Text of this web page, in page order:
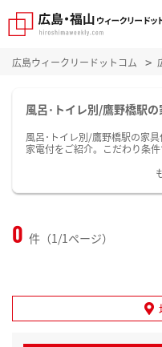
広島ウィークリードットコム
風呂･トイレ別/鷹野橋駅
風呂･トイレ別/鷹野橋駅の家
家電付をご紹介。こだわり条
0 件（1/1ページ）